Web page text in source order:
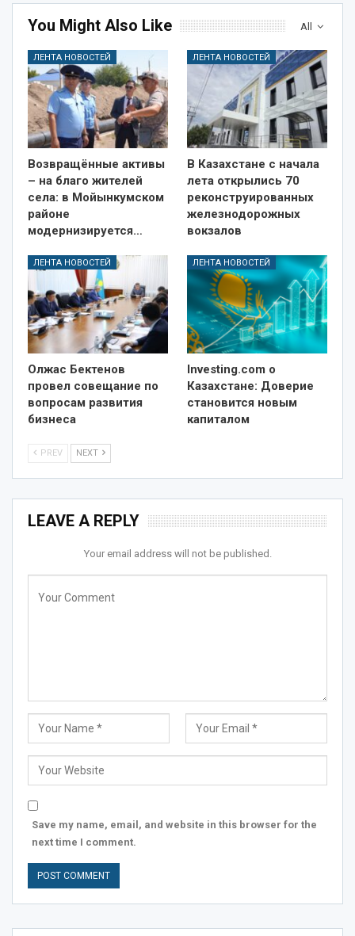
All
You Might Also Like
ЛЕНТА НОВОСТЕЙ
Возвращённые активы
– на благо жителей
села: в Мойынкумском
районе
модернизируется…
ЛЕНТА НОВОСТЕЙ
В Казахстане с начала
лета открылись 70
реконструированных
железнодорожных
вокзалов
ЛЕНТА НОВОСТЕЙ
Олжас Бектенов
провел совещание по
вопросам развития
бизнеса
ЛЕНТА НОВОСТЕЙ
Investing.com о
Казахстане: Доверие
становится новым
капиталом
PREV NEXT
LEAVE A REPLY
Your email address will not be published.
Save my name, email, and website in this browser for the
next time I comment.